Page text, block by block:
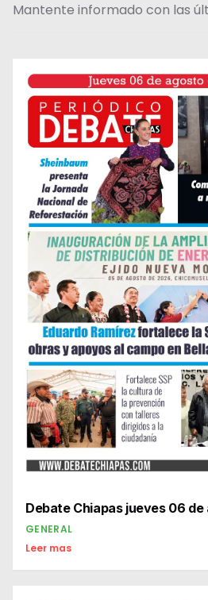
Mantente informado con las
Debate Chiapas jueves 06
GENERAL
Leer mas